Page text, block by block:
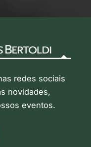
redes sociais
novidades,
eventos.